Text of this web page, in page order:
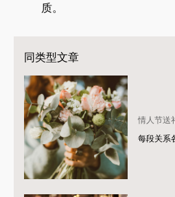
质。
同类型文章
情人节送
每段关系